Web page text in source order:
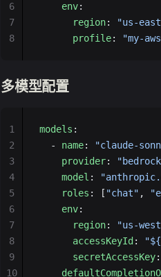
    env
:
      region
:
"us-
      profile
: "my-
6
7
8
多模型配置
models :
  -
name:
"claude-
    provider
:
    model
:
    roles
: [ "chat" ,
    env
:
      region
:
"us-
      accessKeyId
:
      secretAccessKey
:
1
2
3
4
5
6
7
8
9
10